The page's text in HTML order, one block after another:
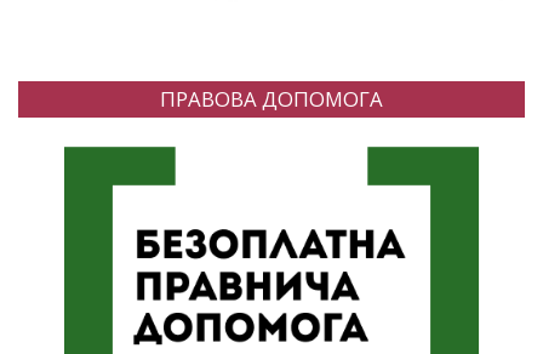
ПРАВОВА ДОПОМОГА